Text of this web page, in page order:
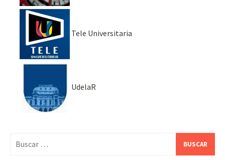
Tele Universitaria
UdelaR